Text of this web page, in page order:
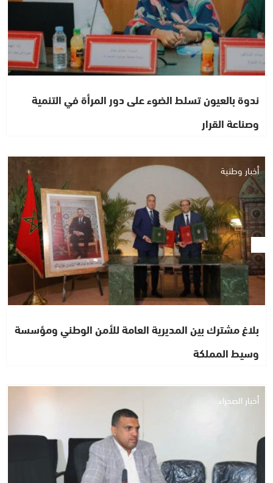
ندوة بالعيون تسلط الضوء على دور المرأة في التنمية
وصناعة القرار
أخبار وطنية
بلاغ مشترك بين المديرية العامة للأمن الوطني ومؤسسة
وسيط المملكة
أخبار الصحراء